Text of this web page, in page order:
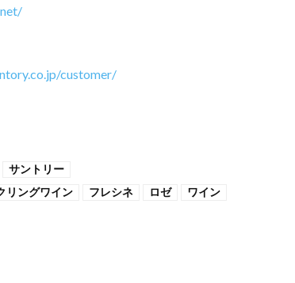
customer/
サントリー
リングワイン フレシネ ロゼ
ワイン